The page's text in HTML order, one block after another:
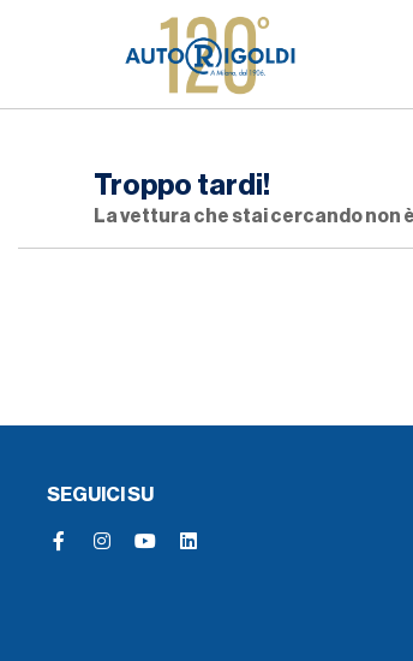
Troppo tardi!
La vettura che stai cercando non
SEGUICI SU